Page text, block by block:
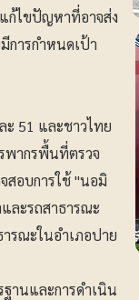
ก้ไขปัญหาที่อาจส่ง
การกำหนดเป้า
51 และชาวไทย
พากรพื้นที่ตรวจ
สอบการใช้ "นอมิ
ละรถสาธารณะ
รณะในอำเภอปาย
านและการดำเนิน